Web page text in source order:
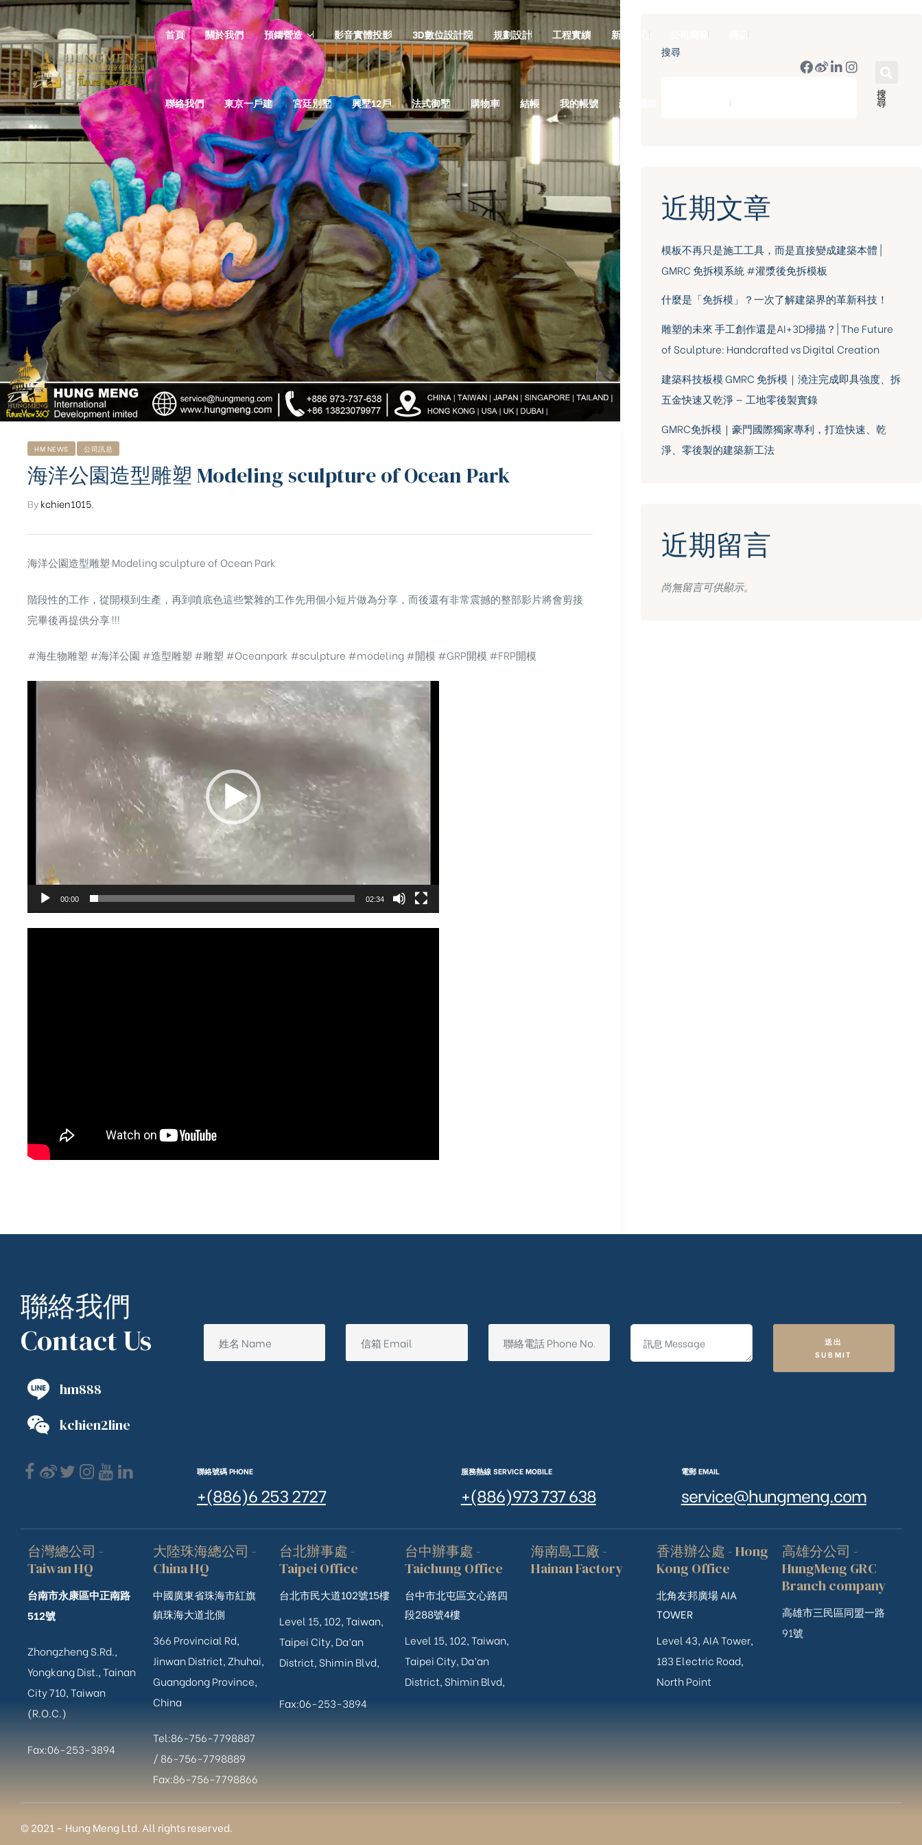
首頁 關於我們 預鑄營造 影音實體投影 3D數位設計院 規劃設計 工程實績 新聞中心 公司簡報 商店
聯絡我們 東京一戶建 宮廷別墅 興墅12戶 法式御墅 購物車 結帳 我的帳號 豪門國際 ｜ 50週年里程碑
HM NEWS 公司訊息
海洋公園造型雕塑 Modeling sculpture of Ocean Park
Bykchien1015,
海洋公園造型雕塑 Modeling sculpture of Ocean Park
階段性的工作，從開模到生產，再到噴底色這些繁雜的工作先用個小短片做為分享，而後還有非常震撼的整部影片將會剪接
完畢後再提供分享 !!!
#海生物雕塑 #海洋公園 #造型雕塑 #雕塑 #Oceanpark #sculpture #modeling #開模 #GRP開模 #FRP開模
00:00 02:34
搜尋
搜
尋
近期文章
模板不再只是施工工具，而是直接變成建築本體 |
GMRC 免拆模系統 #灌漿後免拆模板
什麼是「免拆模」？一次了解建築界的革新科技！
雕塑的未來 手工創作還是AI+3D掃描？| The Future
of Sculpture: Handcrafted vs Digital Creation
建築科技板模 GMRC 免拆模｜澆注完成即具強度、拆
五金快速又乾淨 — 工地零後製實錄
GMRC免拆模｜豪門國際獨家專利，打造快速、乾
淨、零後製的建築新工法
近期留言
尚無留言可供顯示。
聯絡我們
Contact Us
hm888
kchien2line
送出
SUBMIT
聯絡號碼 PHONE
+(886)6 253 2727
服務熱線 SERVICE MOBILE
+(886)973 737 638
電郵 EMAIL
service@hungmeng.com
台灣總公司 -
Taiwan HQ
台南市永康區中正南路
512號
Zhongzheng S.Rd.,
Yongkang Dist., Tainan
City 710, Taiwan
(R.O.C.)
Fax:06-253-3894
大陸珠海總公司 -
China HQ
中國廣東省珠海市紅旗
鎮珠海大道北側
366 Provincial Rd,
Jinwan District, Zhuhai,
Guangdong Province,
China
Tel:86-756-7798887
/ 86-756-7798889
Fax:86-756-7798866
台北辦事處 -
Taipei Office
台北市民大道102號15樓
Level 15, 102, Taiwan,
Taipei City, Da’an
District, Shimin Blvd,
Fax:06-253-3894
台中辦事處 -
Taichung Office
台中市北屯區文心路四
段288號4樓
Level 15, 102, Taiwan,
Taipei City, Da’an
District, Shimin Blvd,
海南島工廠 -
Hainan Factory
香港辦公處 - Hong
Kong Office
北角友邦廣場 AIA
TOWER
Level 43, AIA Tower,
183 Electric Road,
North Point
高雄分公司 -
HungMeng GRC
Branch company
高雄市三民區同盟一路
91號
© 2021 – Hung Meng Ltd. All rights reserved.